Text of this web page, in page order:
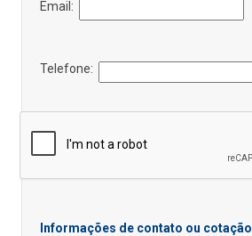
Email:
Telefone:
Informações de contato ou cotação